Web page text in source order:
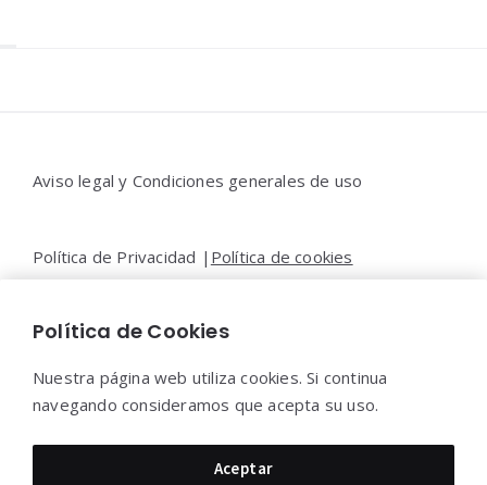
Aviso legal y Condiciones generales de uso
Política de Privacidad | Política de cookies
Contacto |Moya&Emery
Moya&Emery 2022 - Todos los derechos reservados.
Política de Cookies
Nuestra página web utiliza cookies. Si continua
navegando consideramos que acepta su uso.
Aceptar